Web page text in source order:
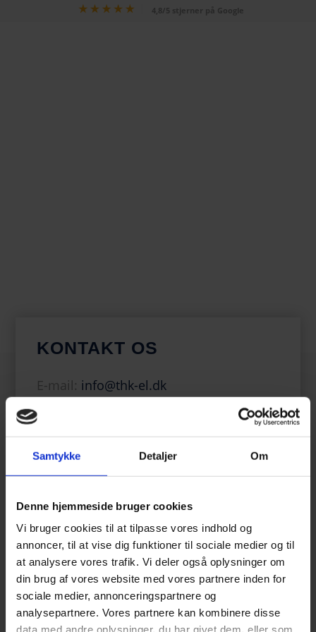
Samtykke Detaljer Om
Denne hjemmeside bruger cookies
Vi bruger cookies til at tilpasse vores indhold og
annoncer, til at vise dig funktioner til sociale medier og til
at analysere vores trafik. Vi deler også oplysninger om
din brug af vores website med vores partnere inden for
sociale medier, annonceringspartnere og
analysepartnere. Vores partnere kan kombinere disse
data med andre oplysninger, du har givet dem, eller som
4,8/5 stjerner på Google
KONTAKT OS
E-mail: info@thk-el.dk
Firma adresse:
Skelbækgade 34
1717 København V
ÅBNINGSTIDER
Mandag 07:30 - 15:30
Tirsdag 07:30 - 15:30